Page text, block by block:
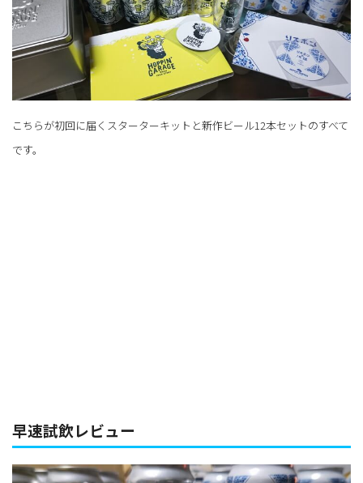
こちらが初回に届くスターターキットと新作ビール12本セットのすべて
です。
早速試飲レビュー